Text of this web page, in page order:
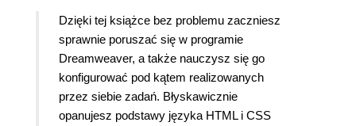
Dzięki tej książce bez problemu zaczniesz
sprawnie poruszać się w programie
Dreamweaver, a także nauczysz się go
konfigurować pod kątem realizowanych
przez siebie zadań. Błyskawicznie
opanujesz podstawy języka HTML i CSS